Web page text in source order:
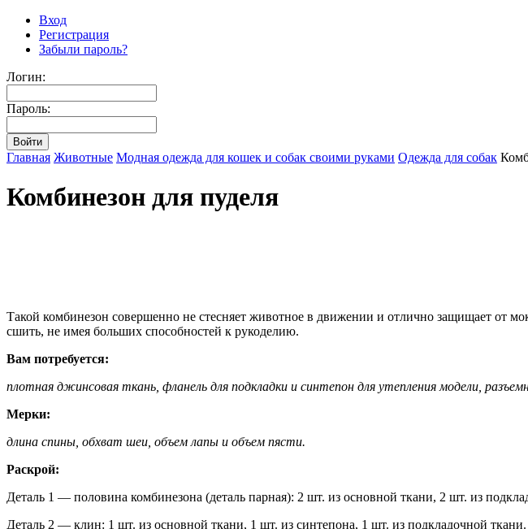
Вход
Регистрация
Забыли пароль?
Логин:
Пароль:
Главная Животные Модная одежда для кошек и собак своими руками Одежда для собак
Комбинезон для пуделя
Такой комбинезон совершенно не стесняет животное в движении и отлично защищает от
сшить, не имея больших способностей к рукоделию.
Вам потребуется:
плотная джинсовая ткань, фланель для подкладки и синтепон для утепления модели,
Мерки:
длина спины, обхват шеи, объем лапы и объем пясти.
Раскрой:
Деталь 1 — половина комбинезона (деталь парная): 2 шт. из основной ткани, 2 шт. из
Деталь 2 — клин: 1 шт. из основной ткани, 1 шт. из синтепона, 1 шт. из подкладочной ткани.